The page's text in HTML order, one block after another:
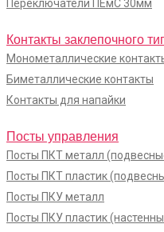
Переключатели ПЕмС 30мм
Контакты заклепочного
Монометаллические
Биметаллические контакты
Контакты для напайки
Посты управления
Посты ПКТ металл
Посты ПКТ пластик
Посты ПКУ металл
Посты ПКУ пластик